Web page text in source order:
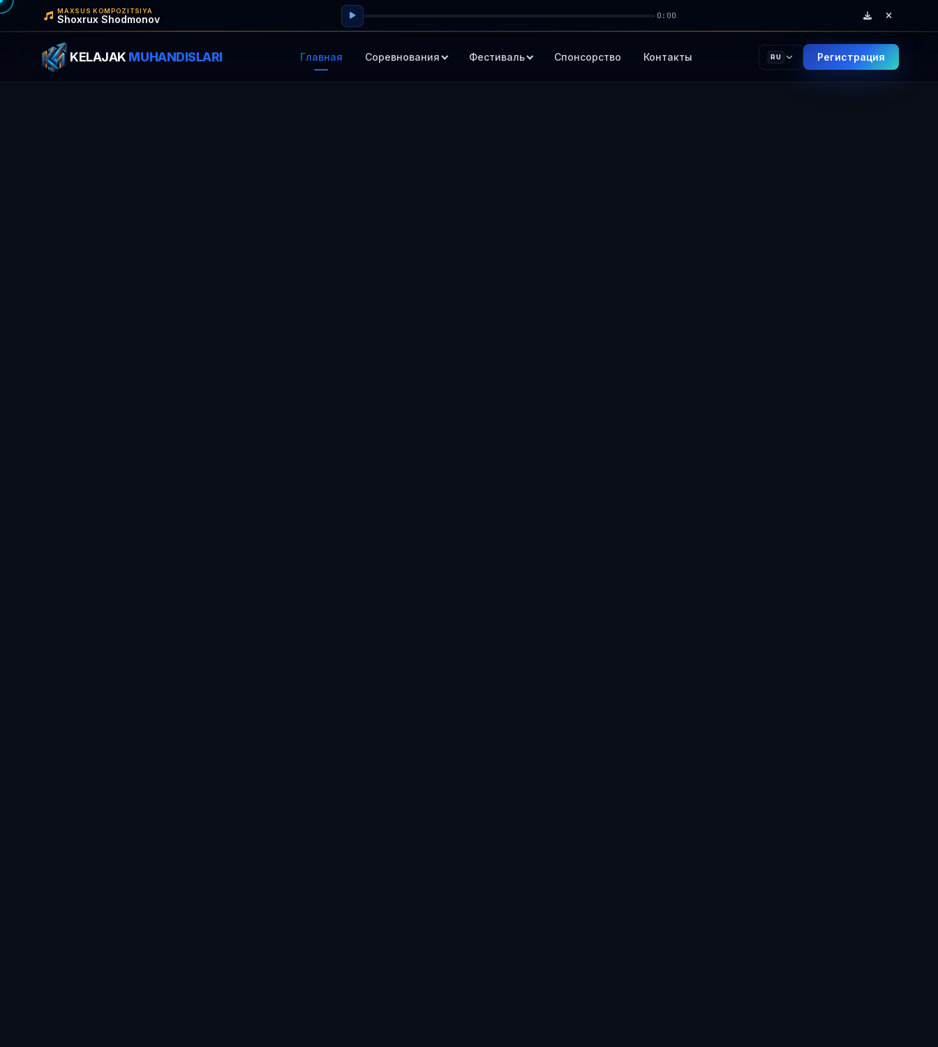
MAXSUS KOMPOZITSIYA
Shoxrux Shodmonov 0:00
KELAJAK MUHANDISLARI Главная Соревнования Фестиваль Спонсорство Контакты RU Регистрация